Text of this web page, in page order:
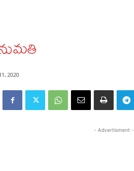
2020
- Advertisment -